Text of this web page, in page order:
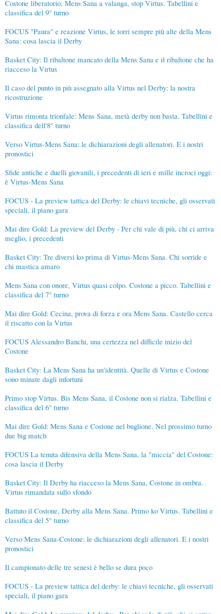
Costone liberatorio, Mens Sana a valanga, stop Virtus. Tabellini e
classifica del 9° turno
FOCUS "Paura" e reazione Virtus, le torri sempre più alte della Mens
Sana: cosa lascia il Derby
Basket City: Il ribaltone mancato della Mens Sana e il ribaltone che ha
riacceso la Virtus
Il caso del punto in più assegnato alla Virtus nel Derby: la nostra
ricostruzione
Virtus rimonta trionfale: Mens Sana, metà derby non basta. Tabellini e
classifica dell'8° turno
Verso Virtus-Mens Sana: le dichiarazioni degli allenatori. E i nostri
pronostici
Sfide antiche e duelli giovanili, i precedenti di ieri e mille incroci oggi:
è Virtus-Mens Sana
FOCUS - La preview tattica del Derby: le chiavi tecniche, gli osservati
speciali, il piano gara
Mai dire Gold: La preview del Derby - Per chi vale di più, chi ci arriva
meglio, i precedenti
Basket City: Tre diversi ko prima di Virtus-Mens Sana. Chi sorride e
chi mastica amaro
Mens Sana con onore, Virtus quasi colpo. Costone a picco. Tabellini e
classifica del 7° turno
Mai dire Gold: Cecina, prova di forza e ora Mens Sana. Castello cerca
il riscatto con la Virtus
FOCUS Alessandro Banchi, una certezza nel difficile inizio del
Costone
Basket City: La Mens Sana ha un'identità. Quelle di Virtus e Costone
sono minate dagli infortuni
Primo stop Virtus. Bis Mens Sana, il Costone non si rialza. Tabellini e
classifica del 6° turno
Mai dire Gold: Mens Sana e Costone nel buglione. Nel prossimo turno
due big match
FOCUS La tenuta difensiva della Mens Sana, la "miccia" del Costone:
cosa lascia il Derby
Basket City: Il Derby ha riacceso la Mens Sana, Costone in ombra.
Virtus rimandata sullo sfondo
Battuto il Costone, Derby alla Mens Sana. Primo ko Virtus. Tabellini e
classifica del 5° turno
Verso Mens Sana-Costone: le dichiarazioni degli allenatori. E i nostri
pronostici
Il campionato delle tre senesi è bello se dura poco
FOCUS - La preview tattica del derby: le chiavi tecniche, gli osservati
speciali, il piano gara